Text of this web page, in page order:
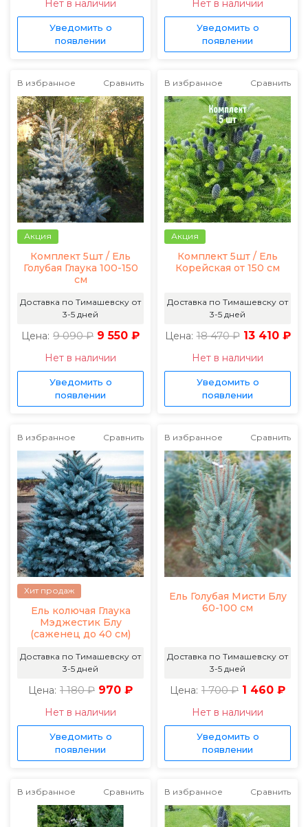
Нет в наличии
Уведомить о
появлении
Нет в наличии
Уведомить о
появлении
В избранное Сравнить
Акция
Комплект 5шт / Ель
Голубая Глаука 100-150
см
Доставка по Тимашевску от
3-5 дней
Цена: 9 090 ₽ 9 550 ₽
Нет в наличии
Уведомить о
появлении
В избранное Сравнить
Акция
Комплект 5шт / Ель
Корейская от 150 см
Доставка по Тимашевску от
3-5 дней
Цена: 18 470 ₽ 13 410 ₽
Нет в наличии
Уведомить о
появлении
В избранное Сравнить
Хит продаж
Ель колючая Глаука
Мэджестик Блу
(саженец до 40 см)
Доставка по Тимашевску от
3-5 дней
Цена: 1 180 ₽ 970 ₽
Нет в наличии
Уведомить о
появлении
В избранное Сравнить
Ель Голубая Мисти Блу
60-100 см
Доставка по Тимашевску от
3-5 дней
Цена: 1 700 ₽ 1 460 ₽
Нет в наличии
Уведомить о
появлении
В избранное Сравнить В избранное Сравнить